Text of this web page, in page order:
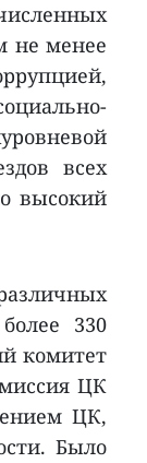
не менее
всех
высокий
330
комитет
ЦК
ЦК,
Было